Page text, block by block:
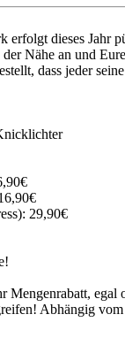
erfolgt dieses Jahr
Nähe an und
dass jeder
29,90€
Mengenrabatt,
Abhängig vom